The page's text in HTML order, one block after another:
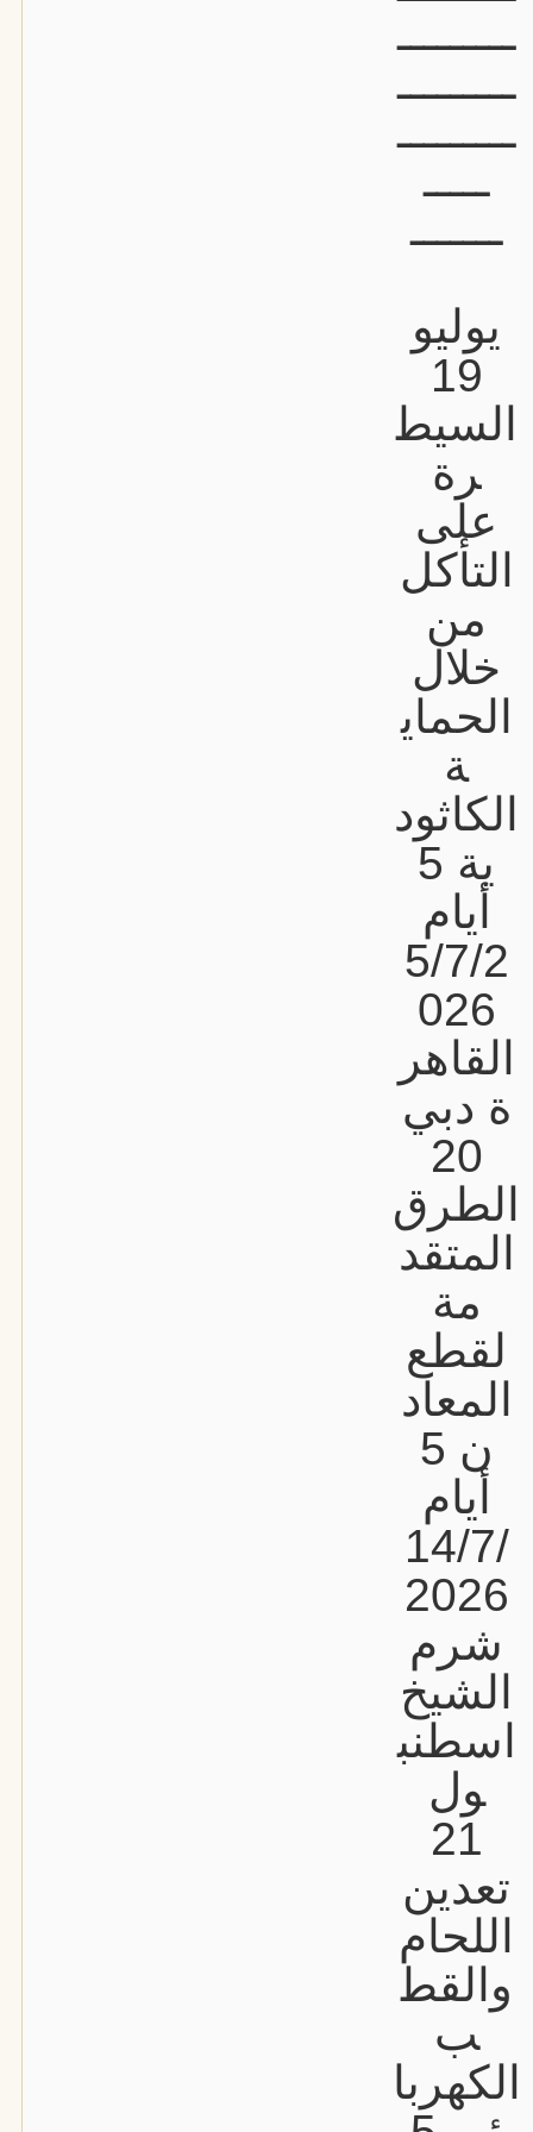
ـــــــــ
ـــــــــ
ـــــــــ
ـــــ
ـــــــ
يوليو
19
السيط
رة
على
التأكل
من
خلال
الحماي
ة
الكاثود
ية 5
أيام
5/7/2
026
القاهر
ة دبي
20
الطرق
المتقد
مة
لقطع
المعاد
ن 5
أيام
14/7/
2026
شرم
الشيخ
اسطنب
ول
21
تعدين
اللحام
والقط
ب
الكهربا